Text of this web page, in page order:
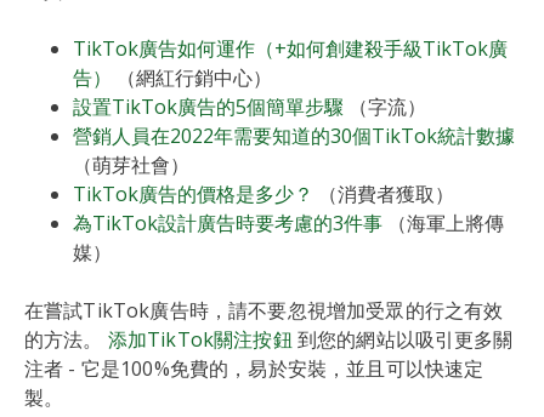
TikTok廣告如何運作（+如何創建殺手級TikTok廣
告）
（網紅行銷中心）
設置TikTok廣告的5個簡單步驟 （字流）
營銷人員在2022年需要知道的30個TikTok統計數據
（萌芽社會）
TikTok廣告的價格是多少？
（消費者獲取）
為TikTok設計廣告時要考慮的3件事 （海軍上將傳
媒）
在嘗試TikTok廣告時，請不要忽視增加受眾的行之有效
的方法。 添加TikTok關注按鈕 到您的網站以吸引更多關
注者 - 它是100%免費的，易於安裝，並且可以快速定
製。